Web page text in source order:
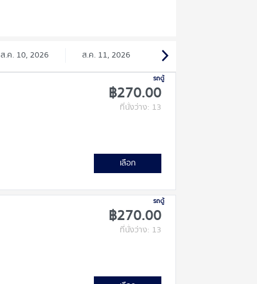
ส.ค. 10, 2026 ส.ค. 11, 2026
รถตู้
฿270.00
ที่นั่งว่าง: 13
เลือก
รถตู้
฿270.00
ที่นั่งว่าง: 13